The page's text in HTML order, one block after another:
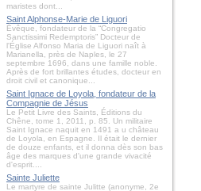
maristes dont...
Saint Alphonse-Marie de Liguori
Évêque, fondateur de la “Congregatio
Sanctissimi Redemptoris” Docteur de
l'Église Alfonso Maria de Liguori naît à
Marianella, près de Naples, le 27
septembre 1696, dans une famille noble.
Après de fort brillantes études, docteur en
droit civil et canonique...
Saint Ignace de Loyola, fondateur de la
Compagnie de Jésus
Le Petit Livre des Saints, Éditions du
Chêne, tome 1, 2011, p. 85. Un militaire
Saint Ignace naquit en 1491 a u château
de Loyola, en Espagne. Il était le dernier
de douze enfants, et il donna dès son bas
âge des marques d'une grande vivacité
d'esprit....
Sainte Juliette
Le martyre de sainte Julitte (anonyme, 2e